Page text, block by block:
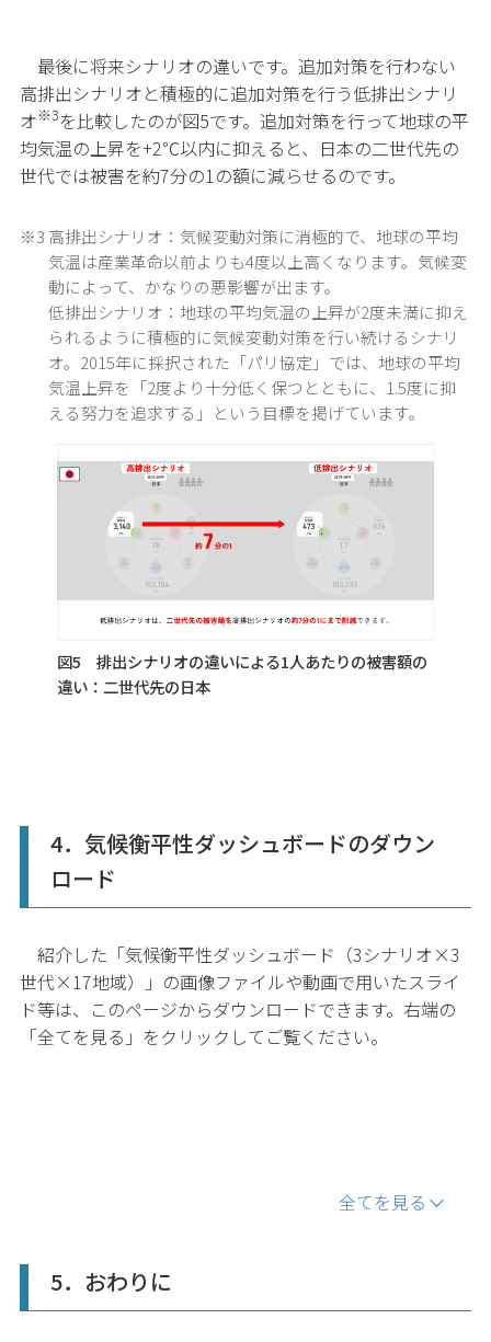
最後に将来シナリオの違いです。追加対策を行わない
高排出シナリオと積極的に追加対策を行う低排出シナリ
オ※3を比較したのが図5です。追加対策を行って地球の平
均気温の上昇を+2℃以内に抑えると、日本の二世代先の
世代では被害を約7分の1の額に減らせるのです。
※3 高排出シナリオ：気候変動対策に消極的で、地球の平均
気温は産業革命以前よりも4度以上高くなります。気候変
動によって、かなりの悪影響が出ます。
低排出シナリオ：地球の平均気温の上昇が2度未満に抑え
られるように積極的に気候変動対策を行い続けるシナリ
オ。2015年に採択された「パリ協定」では、地球の平均
気温上昇を「2度より十分低く保つとともに、1.5度に抑
える努力を追求する」という目標を掲げています。
図5 排出シナリオの違いによる1人あたりの被害額の
違い：二世代先の日本
4．気候衡平性ダッシュボードのダウン
ロード
紹介した「気候衡平性ダッシュボード（3シナリオ×3
世代×17地域）」の画像ファイルや動画で用いたスライ
ド等は、このページからダウンロードできます。右端の
「全てを見る」をクリックしてご覧ください。
全てを見る
5．おわりに